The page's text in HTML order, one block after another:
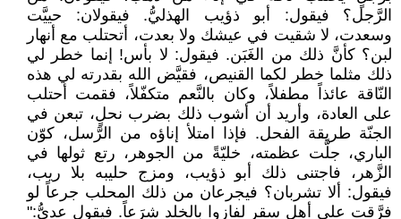
الرَّجل؟ فيقول: أبو ذؤيب الهذليُّ. فيقولان: حييَّت
وسعدت، لا شقيت في عيشك ولا بعدت، أتحتلب مع أنهار
لبن؟ كأنَّ ذلك من الغَبَن. فيقول: لا بأس! إنما خطر لي
ذلك مثلما خطر لكما القنيص، فقيَّض الله بقدرته لي هذه
النّاقة عائذاً مطفلاً، وكان بالنَّعم متكفّلاً، فقمت أحتلب
على العادة، وأريد أن أشوب ذلك بضرب نحلٍ، تبعن في
الجنّة طريقة الفحل. فإذا امتلأ إناؤه من الرَّسل، كوّن
الباري، جلَّت عظمته، خليّةً من الجوهر، رتع ثولها في
الزَّهر، فاجتنى ذلك أبو ذؤيب، ومزج حليبه بلا ريب،
فيقول: ألا تشربان؟ فيجرعان من ذلك المحلب جرعاً لو
فرَّقت على أهل سقر لفازوا بالخلد شرَعاً. فيقول عديُّ:"